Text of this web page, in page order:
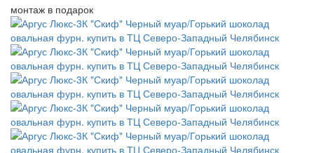
монтаж в подарок